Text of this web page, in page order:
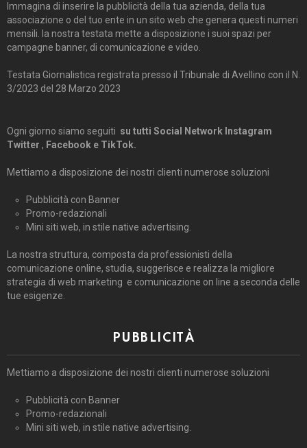
Immagina di inserire la pubblicità della tua azienda, della tua
associazione o del tuo ente in un sito web che genera questi numeri
mensili. la nostra testata mette a disposizione i suoi spazi per
campagne banner, di comunicazione e video.
Testata Giornalistica registrata presso il Tribunale di Avellino con il N.
3/2023 del 28 Marzo 2023
Ogni giorno siamo seguiti su tutti Social Network Instagram
Twitter , Facebook e TikTok.
Mettiamo a disposizione dei nostri clienti numerose soluzioni
Pubblicità con Banner
Promo-redazionali
Mini siti web, in stile native advertising.
La nostra struttura, composta da professionisti della
comunicazione online, studia, suggerisce e realizza la migliore
strategia di web marketing e comunicazione on line a seconda delle
tue esigenze.
PUBBLICITÀ
Mettiamo a disposizione dei nostri clienti numerose soluzioni
Pubblicità con Banner
Promo-redazionali
Mini siti web, in stile native advertising.